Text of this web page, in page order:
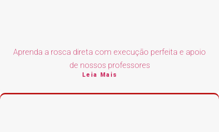
Aprenda a rosca direta com execução perfeita e apoio
de nossos professores
Leia Mais